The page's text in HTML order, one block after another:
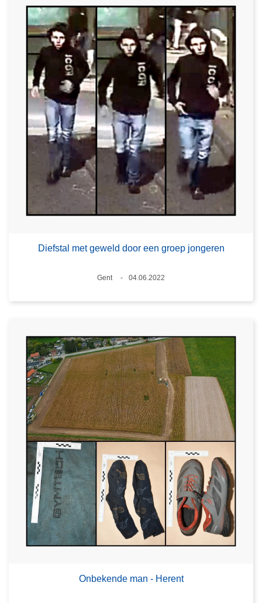
Diefstal met geweld door een groep jongeren
Plaats
Gent
04.06.2022
Onbekende man - Herent